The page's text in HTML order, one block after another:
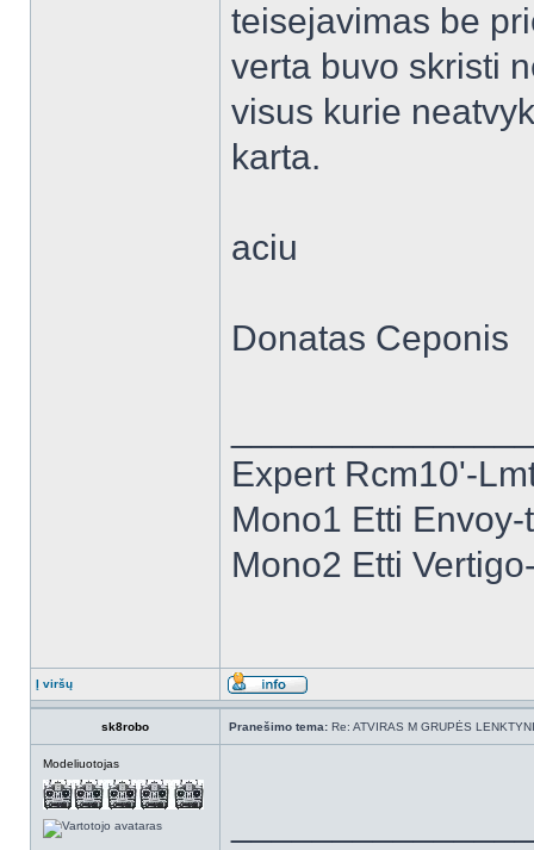
teisejavimas be
verta buvo skristi
visus kurie
karta.
aciu
Donatas Ceponis
Expert Rcm10'-
Mono1 Etti
Mono2 Etti
Į viršų
sk8robo Pranešimo tema: Re: ATVIRAS M GRUPĖS
Modeliuotojas